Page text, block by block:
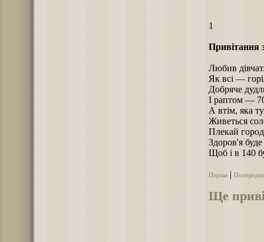
1
Привітання
Любив
Як всі —
Добряче
І раптом —
А втім, яка
Живеться
Плекай
Здоров'я
Щоб і в 140
Перша
Ще